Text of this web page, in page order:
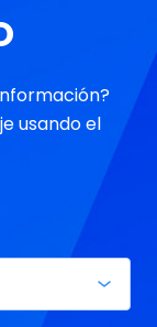
usando el